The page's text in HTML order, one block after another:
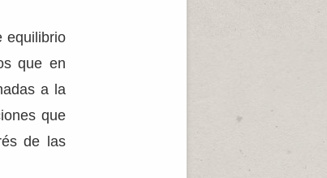
equilibrio
que en
a la
que
de las